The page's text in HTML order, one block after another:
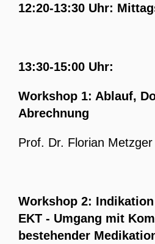
12:20-13:30 Uhr:
13:30-15:00 Uhr:
Workshop 1: Ablauf,
Abrechnung
Prof. Dr. Florian Metzger
Workshop 2:
EKT - Umgang mit
bestehender